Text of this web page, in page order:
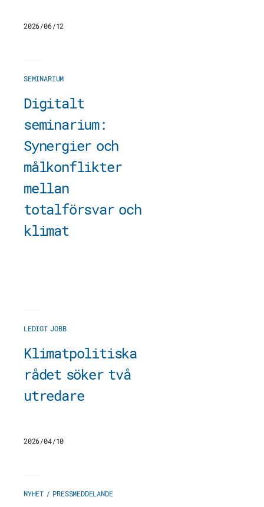
2026/06/12
SEMINARIUM
Digitalt
seminarium:
Synergier och
målkonflikter
mellan
totalförsvar och
klimat
LEDIGT JOBB
Klimatpolitiska
rådet söker två
utredare
2026/04/10
NYHET / PRESSMEDDELANDE